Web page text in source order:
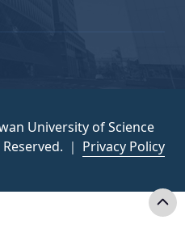
University of Science
｜ Privacy Policy